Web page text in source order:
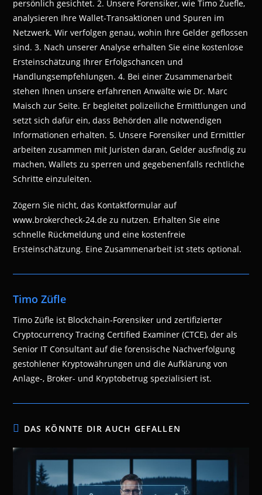
persönlich gesichtet. 2. Unsere Forensiker, wie Timo Zuefle,
analysieren Ihre Wallet-Transaktionen und Spuren im
Netzwerk. Wir verfolgen genau, wohin Ihre Gelder geflossen
sind. 3. Nach unserer Analyse erhalten Sie eine kostenlose
Ersteinschätzung Ihrer Erfolgschancen und
Handlungsempfehlungen. 4. Bei einer Zusammenarbeit
stehen Ihnen unsere erfahrenen Anwälte wie Dr. Marc
Maisch zur Seite. Er begleitet polizeiliche Ermittlungen und
setzt sich dafür ein, dass Behörden alle notwendigen
Informationen erhalten. 5. Unsere Forensiker und Ermittler
arbeiten zusammen mit Juristen daran, Gelder ausfindig zu
machen, Wallets zu sperren und gegebenenfalls rechtliche
Schritte einzuleiten.
Zögern Sie nicht, das Kontaktformular auf
www.brokercheck-24.de zu nutzen. Erhalten Sie eine
schnelle Rückmeldung und eine kostenfreie
Ersteinschätzung. Eine Zusammenarbeit ist stets optional.
Timo Züfle
Timo Züfle ist Blockchain-Forensiker und zertifizierter
Cryptocurrency Tracing Certified Examiner (CTCE), der als
Senior IT Consultant auf die forensische Nachverfolgung
gestohlener Kryptowährungen und die Aufklärung von
Anlage-, Broker- und Kryptobetrug spezialisiert ist.
DAS KÖNNTE DIR AUCH GEFALLEN